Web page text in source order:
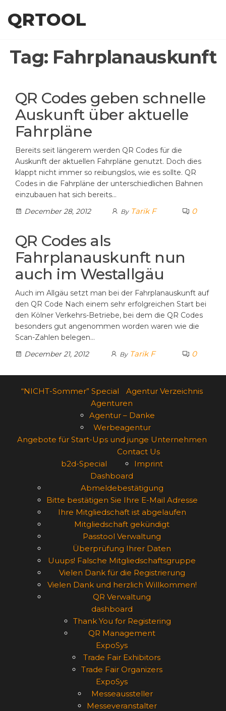
QRTOOL
Tag: Fahrplanauskunft
QR Codes geben schnelle
Auskunft über aktuelle
Fahrpläne
Bereits seit längerem werden QR Codes für die
Auskunft der aktuellen Fahrpläne genutzt. Doch dies
klappt nicht immer so reibungslos, wie es sollte. QR
Codes in die Fahrpläne der unterschiedlichen Bahnen
einzubauen hat sich bereits…
December 28, 2012
By Tarik F 0
QR Codes als
Fahrplanauskunft nun
auch im Westallgäu
Auch im Allgäu setzt man bei der Fahrplanauskunft auf
den QR Code Nach einem sehr erfolgreichen Start bei
den Kölner Verkehrs-Betriebe, bei dem die QR Codes
besonders gut angenommen worden waren wie die
Scan-Zahlen belegen…
December 21, 2012
By Tarik F 0
“NICHT-Sommer” Special
Agentur Verzeichnis
Agenturen
Agentur – Danke
Werbeagentur
Angebote für Start-Ups und junge Unternehmen
b2d-Special
Contact Us
Imprint
Dashboard
Abmeldebestätigung
Bitte bestätigen Sie Ihre E-Mail Adresse
Ihre Mitgliedschaft ist abgelaufen
Mitgliedschaft gekündigt
Passtool Verwaltung
Überprüfung Ihrer Daten
Uuups! Falsche Mitgliedschaftsgruppe
Vielen Dank für die Registrierung
Vielen Dank und herzlich Willkommen!
QR Verwaltung
dashboard
Thank You for Registering
QR Management
ExpoSys
Trade Fair Exhibitors
Trade Fair Organizers
ExpoSys
Messeaussteller
Messeveranstalter